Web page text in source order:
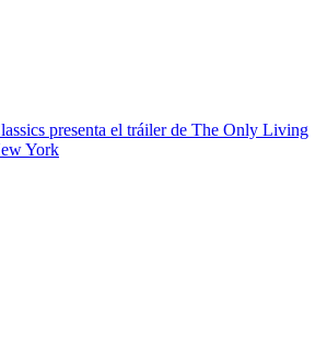
presenta el tráiler de The Only Living
York